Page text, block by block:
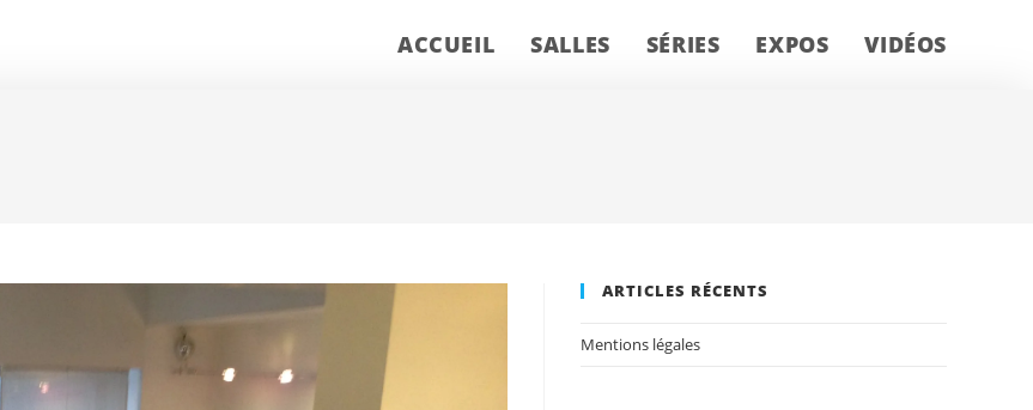
ACCUEIL SALLES SÉRIES EXPOS VIDÉOS
ARTICLES RÉCENTS
Mentions légales